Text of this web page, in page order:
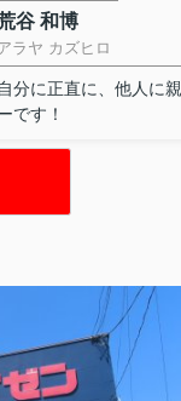
谷 和博
ラヤ カズヒロ
自分に正直に、他人に
です！